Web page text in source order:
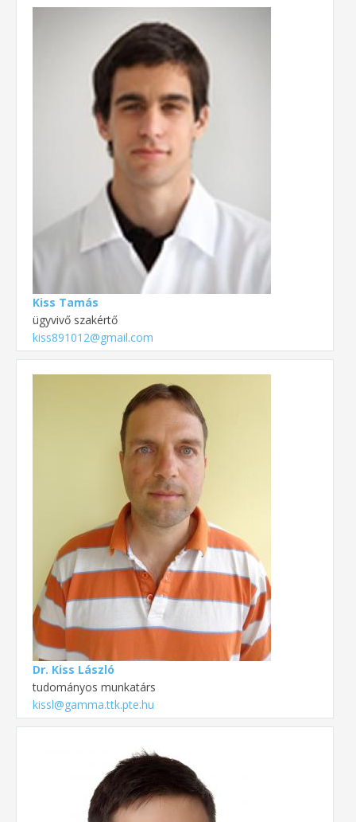
Kiss Tamás
ügyvivő szakértő
kiss891012@gmail.com
Dr. Kiss László
tudományos munkatárs
kissl@gamma.ttk.pte.hu